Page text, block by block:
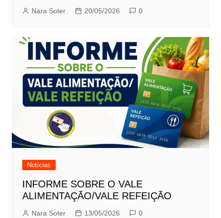
Nara Soter 20/05/2026 0
Notícias
INFORME SOBRE O VALE
ALIMENTAÇÃO/VALE REFEIÇÃO
Nara Soter 13/05/2026 0